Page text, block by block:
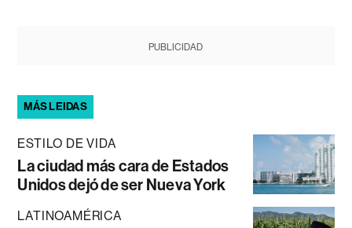
PUBLICIDAD
MÁS LEIDAS
ESTILO DE VIDA
La ciudad más cara de Estados
Unidos dejó de ser Nueva York
LATINOAMÉRICA